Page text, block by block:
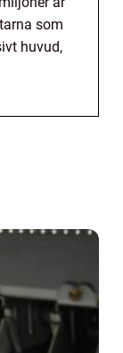
som
huvud,